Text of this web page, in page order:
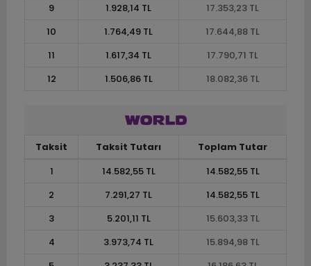
9
1.928,14 TL
17.353,23 TL
10
1.764,49 TL
17.644,88 TL
11
1.617,34 TL
17.790,71 TL
12
1.506,86 TL 18.082,36 TL
Taksit Taksit Tutarı
Toplam Tutar
1
14.582,55 TL
14.582,55 TL
2
7.291,27 TL
14.582,55 TL
3
5.201,11 TL
15.603,33 TL
4
3.973,74 TL
15.894,98 TL